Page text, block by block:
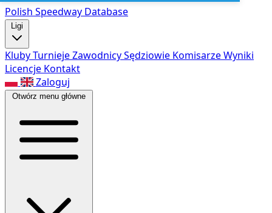
Polish Speedway Database
Ligi
KlubyTurniejeZawodnicySędziowie KomisarzeWyniki
Licencje Kontakt
Zaloguj
Otwórz menu główne